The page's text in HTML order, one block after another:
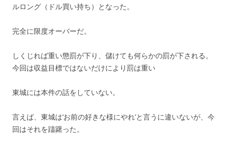
ルロング（ドル買い持ち）となった。
完全に限度オーバーだ。
しくじれば重い懲罰が下り、儲けても何らかの罰が下される。
今回は収益目標ではないだけにより罰は重い
東城には本件の話をしていない。
言えば、東城は‘お前の好きな様にやれ’と言うに違いないが、今
回はそれを躊躇った。